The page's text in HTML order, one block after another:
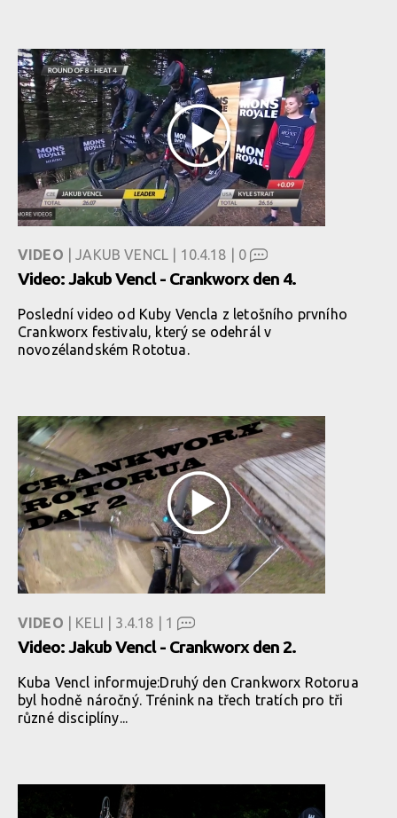
VIDEO | JAKUB VENCL | 10.4.18 | 0
Video: Jakub Vencl - Crankworx den 4.
Poslední video od Kuby Vencla z letošního prvního
Crankworx festivalu, který se odehrál v
novozélandském Rototua.
VIDEO | KELI | 3.4.18 | 1
Video: Jakub Vencl - Crankworx den 2.
Kuba Vencl informuje:Druhý den Crankworx Rotorua
byl hodně náročný. Trénink na třech tratích pro tři
různé disciplíny...